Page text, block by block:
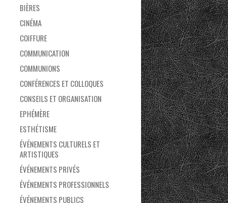
BIÈRES
CINÉMA
COIFFURE
COMMUNICATION
COMMUNIONS
CONFÉRENCES ET COLLOQUES
CONSEILS ET ORGANISATION
EPHÉMÈRE
ESTHÉTISME
ÉVÉNEMENTS CULTURELS ET
ARTISTIQUES
ÉVÉNEMENTS PRIVÉS
ÉVÉNEMENTS PROFESSIONNELS
ÉVÉNEMENTS PUBLICS